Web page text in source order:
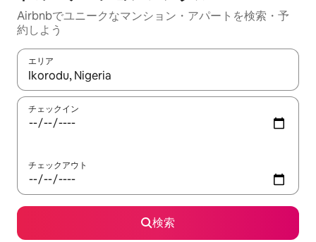
Airbnbでユニークなマンション・アパートを検索・予
約しよう
エリア
検索結果が表示されたら、上下の矢印キーを使って移動するか
チェックイン
チェックアウト
検索